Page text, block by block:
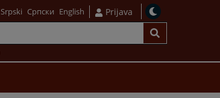
Srpski Српски English Prijava